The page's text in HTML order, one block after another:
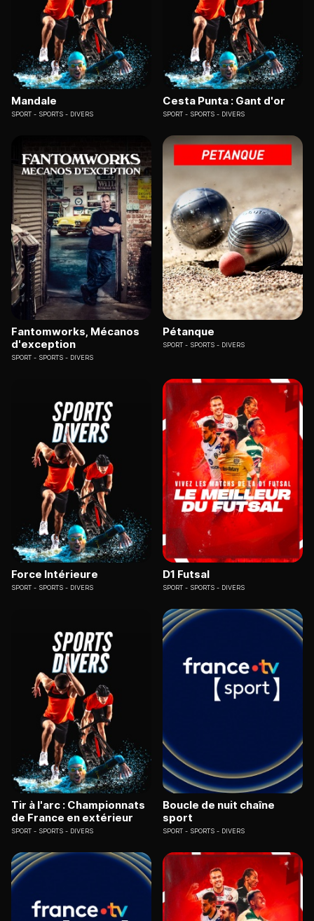
Mandale
SPORT SPORTS - DIVERS
Cesta Punta : Gant d'or
SPORT SPORTS - DIVERS
Fantomworks, Mécanos
d'exception
SPORT SPORTS - DIVERS
Pétanque
SPORT SPORTS - DIVERS
Force Intérieure
SPORT SPORTS - DIVERS
D1 Futsal
SPORT SPORTS - DIVERS
Tir à l'arc : Championnats
de France en extérieur
SPORT SPORTS - DIVERS
Boucle de nuit chaîne
sport
SPORT SPORTS - DIVERS